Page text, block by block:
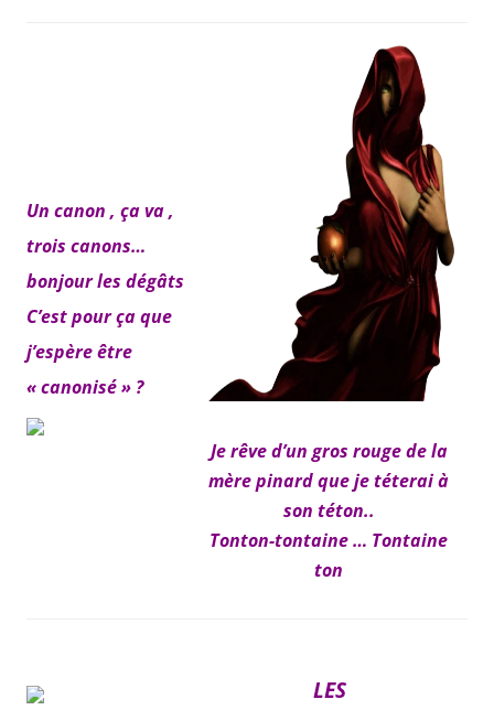
Un canon , ça va ,
trois canons…
bonjour les dégâts
C’est pour ça que
j’espère être
« canonisé » ?
Je rêve d’un gros rouge de la
mère pinard que je téterai à
son téton..
Tonton-tontaine … Tontaine
ton
LES